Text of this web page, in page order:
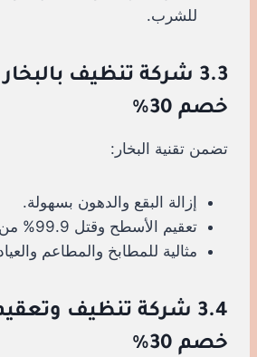
للشرب.
3.3 شركة تنظيف
خصم 30%
تضمن تقنية البخار:
إزالة البقع والدهون بسهولة.
تعقيم الأسطح وقتل 99.9% من الجراثيم.
مثالية للمطابخ والمطاعم
3.4 شركة تنظيف
خصم 30%